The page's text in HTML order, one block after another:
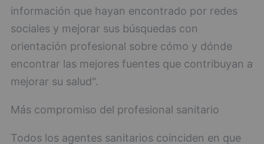
información que hayan encontrado por redes
sociales y mejorar sus búsquedas con
orientación profesional sobre cómo y dónde
encontrar las mejores fuentes que contribuyan a
mejorar su salud".
Más compromiso del profesional sanitario
Todos los agentes sanitarios coinciden en que